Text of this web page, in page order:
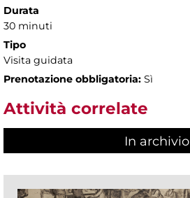
Durata
30 minuti
Tipo
Visita guidata
Prenotazione obbligatoria: Sì
Attività correlate
In archivio